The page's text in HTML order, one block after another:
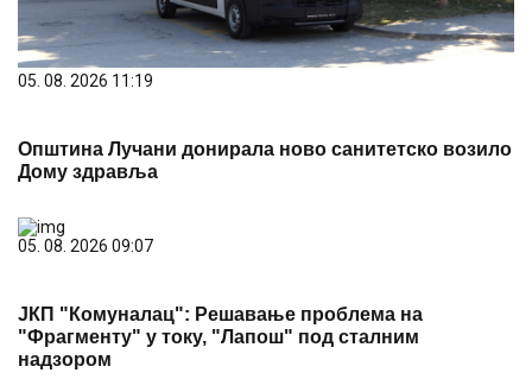
05. 08. 2026 11:19
Општина Лучани донирала ново санитетско возило
Дому здравља
05. 08. 2026 09:07
ЈКП "Комуналац": Решавање проблема на
"Фрагменту" у току, "Лапош" под сталним
надзором